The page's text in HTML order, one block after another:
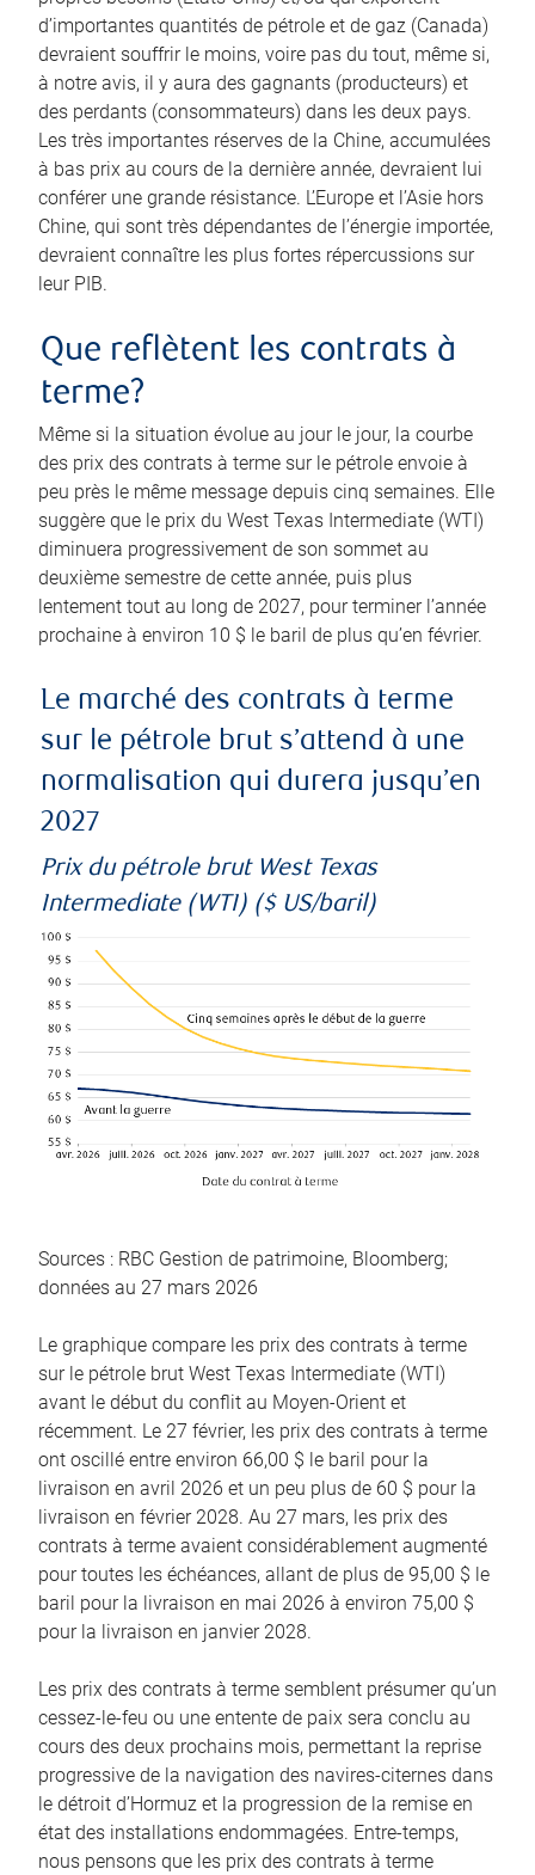
d’importantes quantités de pétrole et de gaz (Canada)
devraient souffrir le moins, voire pas du tout, même si,
à notre avis, il y aura des gagnants (producteurs) et
des perdants (consommateurs) dans les deux pays.
Les très importantes réserves de la Chine, accumulées
à bas prix au cours de la dernière année, devraient lui
conférer une grande résistance. L’Europe et l’Asie hors
Chine, qui sont très dépendantes de l’énergie importée,
devraient connaître les plus fortes répercussions sur
leur PIB.
Que reflètent les contrats à
terme?
Même si la situation évolue au jour le jour, la courbe
des prix des contrats à terme sur le pétrole envoie à
peu près le même message depuis cinq semaines. Elle
suggère que le prix du West Texas Intermediate (WTI)
diminuera progressivement de son sommet au
deuxième semestre de cette année, puis plus
lentement tout au long de 2027, pour terminer l’année
prochaine à environ 10 $ le baril de plus qu’en février.
Le marché des contrats à terme
sur le pétrole brut s’attend à une
normalisation qui durera jusqu’en
2027
Prix du pétrole brut West Texas
Intermediate (WTI) ($ US/baril)
Sources : RBC Gestion de patrimoine, Bloomberg;
données au 27 mars 2026
Le graphique compare les prix des contrats à terme
sur le pétrole brut West Texas Intermediate (WTI)
avant le début du conflit au Moyen-Orient et
récemment. Le 27 février, les prix des contrats à terme
ont oscillé entre environ 66,00 $ le baril pour la
livraison en avril 2026 et un peu plus de 60 $ pour la
livraison en février 2028. Au 27 mars, les prix des
contrats à terme avaient considérablement augmenté
pour toutes les échéances, allant de plus de 95,00 $ le
baril pour la livraison en mai 2026 à environ 75,00 $
pour la livraison en janvier 2028.
Les prix des contrats à terme semblent présumer qu’un
cessez-le-feu ou une entente de paix sera conclu au
cours des deux prochains mois, permettant la reprise
progressive de la navigation des navires-citernes dans
le détroit d’Hormuz et la progression de la remise en
état des installations endommagées. Entre-temps,
nous pensons que les prix des contrats à terme